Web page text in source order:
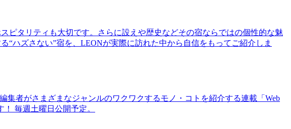
タリティも大切です。さらに設えや歴史などその宿ならではの個性的な魅
ハズさない”宿を、LEONが実際に訪れた中から自信をもってご紹介しま
者がさまざまなジャンルのワクワクするモノ・コトを紹介する連載「Web
毎週土曜日公開予定。